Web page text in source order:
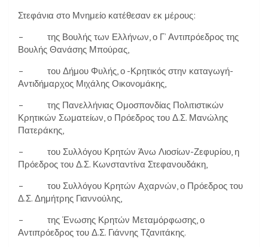
Στεφάνια στο Μνημείο κατέθεσαν εκ μέρους:
– της Βουλής των Ελλήνων, ο Γ’ Αντιπρόεδρος της
Βουλής Θανάσης Μπούρας,
– του Δήμου Φυλής, ο -Κρητικός στην καταγωγή-
Αντιδήμαρχος Μιχάλης Οικονομάκης,
– της Πανελλήνιας Ομοσπονδίας Πολιτιστικών
Κρητικών Σωματείων, ο Πρόεδρος του Δ.Σ. Μανώλης
Πατεράκης,
– του Συλλόγου Κρητών Άνω Λιοσίων-Ζεφυρίου, η
Πρόεδρος του Δ.Σ. Κωνσταντίνα Στεφανουδάκη,
– του Συλλόγου Κρητών Αχαρνών, ο Πρόεδρος του
Δ.Σ. Δημήτρης Γιαννούλης,
– της Ένωσης Κρητών Μεταμόρφωσης, ο
Αντιπρόεδρος του Δ.Σ. Γιάννης Τζανιτάκης.